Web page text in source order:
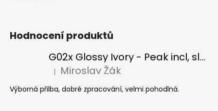
Hodnocení produktů
G02x Glossy Ivory - Peak incl, slonová kost
Hodnocení produktu je 5 z 5 hvězdiček.
| Miroslav Žák
Výborná přilba, dobré zpracování, velmi pohodlná.